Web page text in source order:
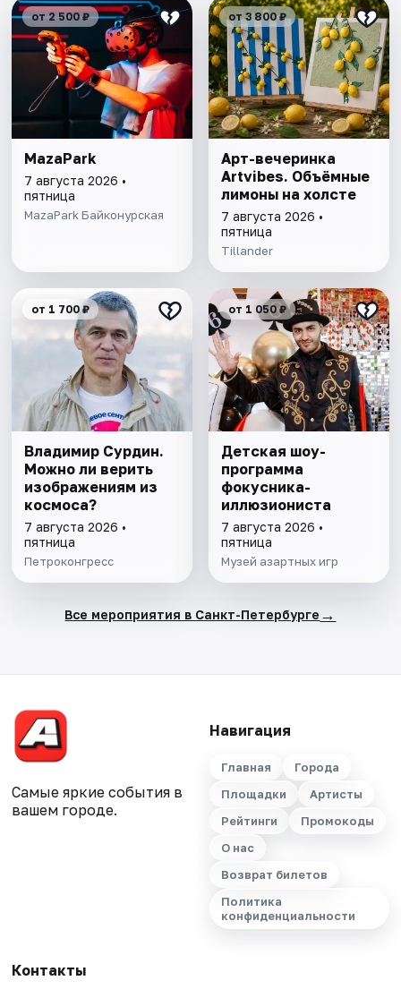
от 2 500 ₽
MazaPark
7 августа 2026 •
пятница
MazaPark Байконурская
от 3 800 ₽
Арт-вечеринка
Artvibes. Объёмные
лимоны на холсте
7 августа 2026 •
пятница
Tillander
от 1 700 ₽
Владимир Сурдин.
Можно ли верить
изображениям из
космоса?
7 августа 2026 •
пятница
Петроконгресс
от 1 050 ₽
Детская шоу-
программа
фокусника-
иллюзиониста
7 августа 2026 •
пятница
Музей азартных игр
Все мероприятия в Санкт-Петербурге →
Самые яркие события в
вашем городе.
Навигация
Главная
Города
Площадки
Артисты
Рейтинги
Промокоды
О нас
Возврат билетов
Политика
конфиденциальности
Контакты